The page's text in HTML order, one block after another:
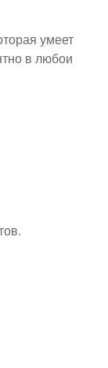
умеет
в любои